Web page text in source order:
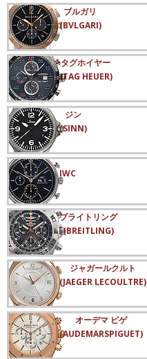
ブルガリ
(BVLGARI)
タグホイヤー
(TAG HEUER)
ジン
(SINN)
IWC
ブライトリング
(BREITLING)
ジャガールクルト
(JAEGER LECOULTRE)
オーデマ ピゲ
(AUDEMARSPIGUET)